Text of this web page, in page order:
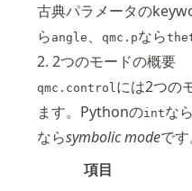
古典パラメータの
ら angle 、 qmc.pなら
2. 2つのモードの概要
qmc.controlには2つの
ます。Pythonのintなら
ならsymbolic modeで
項目